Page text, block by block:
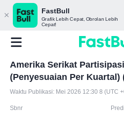
FastBull
Grafik Lebih Cepat, Obrolan Lebih
Cepat!
Amerika Serikat
(Penyesuaian Per Kuartal)
Waktu Publikasi: Mei 2026 12:30 8 (UTC
Sbnr